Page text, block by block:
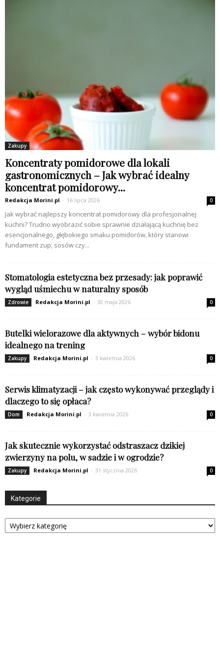
Zakupy
Koncentraty pomidorowe dla lokali
gastronomicznych – Jak wybrać idealny
koncentrat pomidorowy...
Redakcja Morini.pl - 16 lipca 2026 0
Jak wybrać najlepszy koncentrat pomidorowy dla profesjonalnej
kuchni? Trudno wyobrazić sobie sprawnie działającą kuchnię bez
esencjonalnego, głębokiego smaku pomidorów, który stanowi
fundament zup, sosów czy...
Stomatologia estetyczna bez przesady: jak poprawić
wygląd uśmiechu w naturalny sposób
Zdrowie Redakcja Morini.pl - 30 maja 2026 0
Butelki wielorazowe dla aktywnych – wybór bidonu
idealnego na trening
Zakupy Redakcja Morini.pl - 3 kwietnia 2026 0
Serwis klimatyzacji – jak często wykonywać przeglądy i
dlaczego to się opłaca?
Dom Redakcja Morini.pl - 3 kwietnia 2026 0
Jak skutecznie wykorzystać odstraszacz dzikiej
zwierzyny na polu, w sadzie i w ogrodzie?
Zakupy Redakcja Morini.pl - 31 stycznia 2026 0
Kategorie
Kategorie